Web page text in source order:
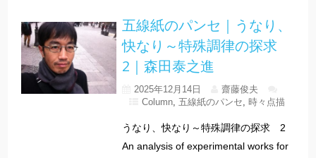
五線紙のパンセ｜うなり、
快なり～特殊調律の探求
2｜森田泰之進
2025年12月14日
齋藤俊夫
Column, 五線紙のパンセ, 時々点描
うなり、快なり～特殊調律の探求 2
An analysis of experimental works for